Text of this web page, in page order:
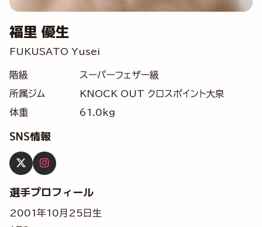
福里 優生
FUKUSATO Yusei
階級
スーパーフェザー級
所属ジム
KNOCK OUT クロスポイント大泉
体重
61.0kg
SNS情報
選手プロフィール
2001年10月25日生